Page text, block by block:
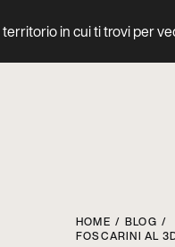
territorio in cui ti trovi per
HOME
BLOG
FOSCARINI AL